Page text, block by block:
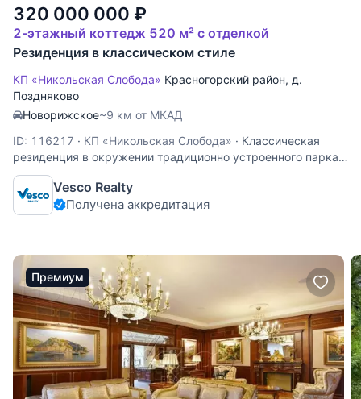
320 000 000 ₽
2-этажный коттедж 520 м² с отделкой
Резиденция в классическом стиле
КП «Никольская Слобода» Красногорский район, д.
Поздняково
Новорижское~9 км от МКАД
ID: 116217 · КП «Никольская Слобода» · Классическая
резиденция в окружении традиционно устроенного парка:
цветники, фонтан, геометрический узор кустарников на
фоне берез и вековых сосен. Интерьеры в классическом
стиле с использованием натуральных материалов.
Vesco Realty
Получена аккредитация
Премиум